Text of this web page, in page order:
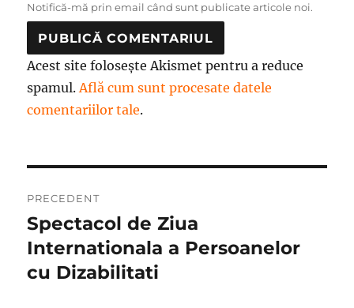
Notifică-mă prin email când sunt publicate articole noi.
Acest site folosește Akismet pentru a reduce
spamul.Află cum sunt procesate datele
comentariilor tale.
în
articole
PRECEDENT
Articolul
anterior:
Spectacol de Ziua
Internationala a Persoanelor
cu Dizabilitati